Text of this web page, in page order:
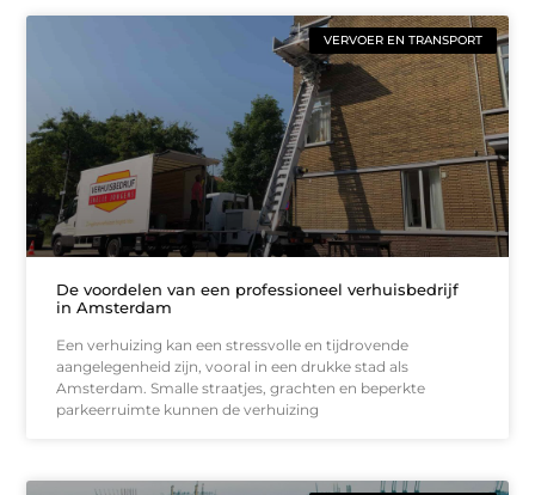
VERVOER EN TRANSPORT
De voordelen van een professioneel verhuisbedrijf
in Amsterdam
Een verhuizing kan een stressvolle en tijdrovende
aangelegenheid zijn, vooral in een drukke stad als
Amsterdam. Smalle straatjes, grachten en beperkte
parkeerruimte kunnen de verhuizing